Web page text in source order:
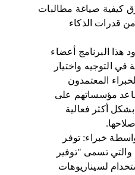
كيفية صياغة مطالبات
من قدرات الذكاء
هذا البرنامج أعضاء
في التوجيه واختيار
المعتمدون
مؤسساتهم على
بشكل أكثر فعالية
خبراء: توفر
والتي تسمى "توفير
لسيناريوهات